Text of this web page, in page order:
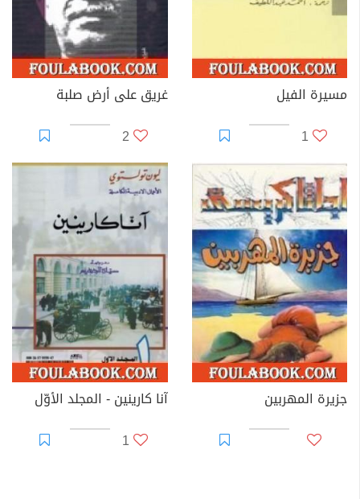
مسيرة الفيل
1
غريق على أرض صلبة
2
جزيرة المهربين
آنا كارينين - المجلد الأوّل
1